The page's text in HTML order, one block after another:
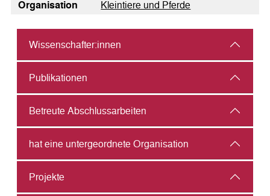
Organisation
Kleintiere und Pferde
Wissenschafter:innen
Publikationen
Betreute Abschlussarbeiten
hat eine untergeordnete Organisation
Projekte